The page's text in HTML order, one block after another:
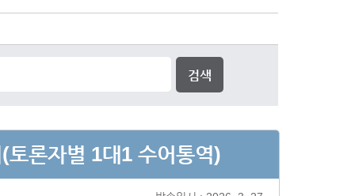
검색
토론자별 1대1 수어통역)